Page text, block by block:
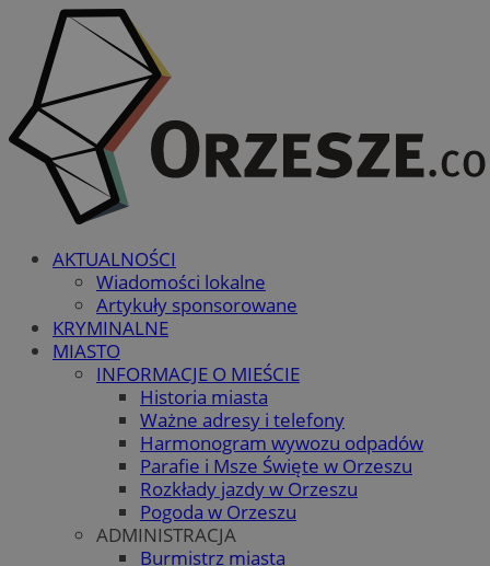
AKTUALNOŚCI
Wiadomości lokalne
Artykuły sponsorowane
KRYMINALNE
MIASTO
INFORMACJE O MIEŚCIE
Historia miasta
Ważne adresy i telefony
Harmonogram wywozu odpadów
Parafie i Msze Święte w Orzeszu
Rozkłady jazdy w Orzeszu
Pogoda w Orzeszu
ADMINISTRACJA
Burmistrz miasta